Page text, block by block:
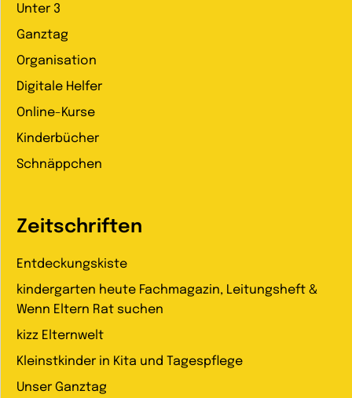
Unter 3
Ganztag
Organisation
Digitale Helfer
Online-Kurse
Kinderbücher
Schnäppchen
Zeitschriften
Entdeckungskiste
kindergarten heute Fachmagazin, Leitungsheft &
Wenn Eltern Rat suchen
kizz Elternwelt
Kleinstkinder in Kita und Tagespflege
Unser Ganztag